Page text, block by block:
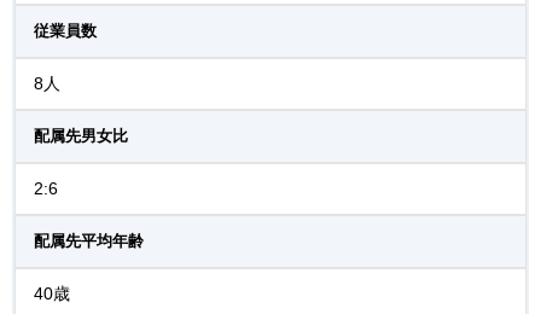
従業員数
8人
配属先男女比
2:6
配属先平均年齢
40歳